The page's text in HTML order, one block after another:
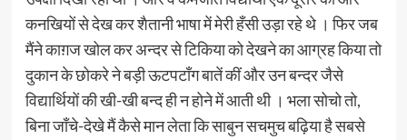
कनखियों से देख कर शैतानी भाषा में मेरी हँसी उड़ा रहे थे । फिर जब
मैंने काग़ज खोल कर अन्दर से टिकिया को देखने का आग्रह किया तो
दुकान के छोकरे ने बड़ी ऊटपटाँग बातें कीं और उन बन्दर जैसे
विद्यार्थियों की खी-खी बन्द ही न होने में आती थी । भला सोचो तो,
बिना जाँचे-देखे मैं कैसे मान लेता कि साबुन सचमुच बढ़िया है सबसे